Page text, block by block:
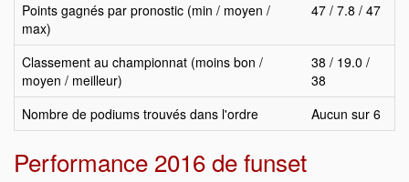
Points gagnés par pronostic (min / moyen /
max)
47 / 7.8 / 47
Classement au championnat (moins bon /
moyen / meilleur)
38 / 19.0 /
38
Nombre de podiums trouvés dans l'ordre
Aucun sur 6
Performance 2016 de funset